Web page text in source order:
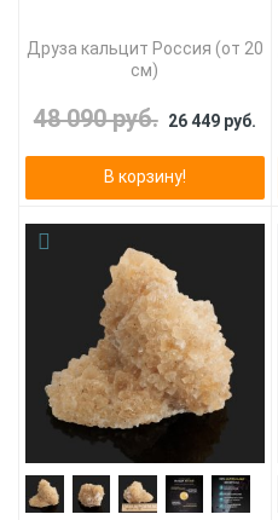
Друза кальцит Россия (от 20
см)
48 090 руб. 26 449 руб.
В корзину!